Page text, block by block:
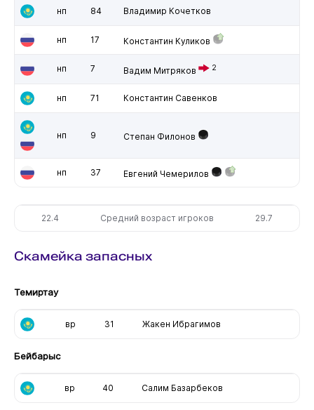
нп 84 Владимир Кочетков
нп 17 Константин Куликов
нп 7 Вадим Митряков 2
нп 71 Константин Савенков
нп 9 Степан Филонов
нп 37 Евгений Чемерилов
22.4 Средний возраст игроков 29.7
Скамейка запасных
Темиртау
вр 31 Жакен Ибрагимов
Бейбарыс
вр 40 Салим Базарбеков